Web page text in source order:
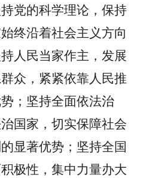
党的科学理论，保持
终沿着社会主义方向
人民当家作主，发展
众，紧紧依靠人民推
；坚持全面依法治
国家，切实保障社会
显著优势；坚持全国
极性，集中力量办大